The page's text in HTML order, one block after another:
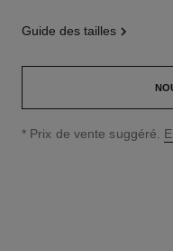
guide des tailles
↩
* Prix de vente suggéré.